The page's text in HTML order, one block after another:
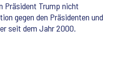
Präsident Trump nicht
gegen den Präsidenten und
seit dem Jahr 2000.